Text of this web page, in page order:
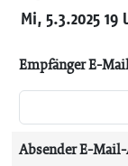
Mi, 5.3.2025 19
Empfänger E-
Absender E-